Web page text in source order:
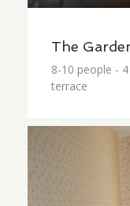
The
8-10 people -
terrace